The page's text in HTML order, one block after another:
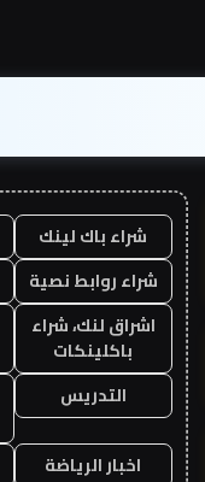
شراء باك لينك
شراء روابط نصية
اشراق لنك، شراء
باكلينكات
التدريس
اخبار الرياضة